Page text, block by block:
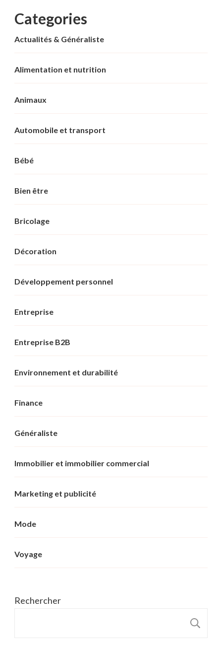
Categories
Actualités & Généraliste
Alimentation et nutrition
Animaux
Automobile et transport
Bébé
Bien être
Bricolage
Décoration
Développement personnel
Entreprise
Entreprise B2B
Environnement et durabilité
Finance
Généraliste
Immobilier et immobilier commercial
Marketing et publicité
Mode
Voyage
Rechercher